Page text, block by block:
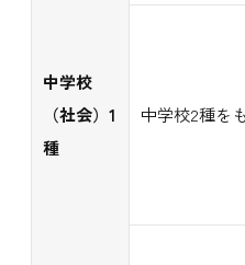
中学校
（社会）1
種
中学校2種を